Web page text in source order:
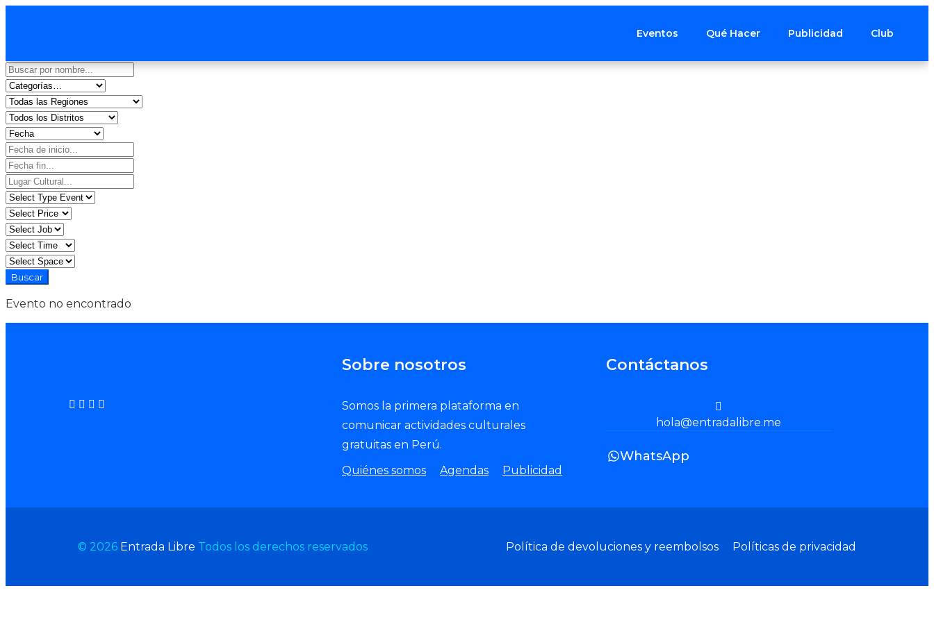
Eventos Qué Hacer Publicidad Club
Evento no encontrado
Sobre nosotros
Somos la primera plataforma en
comunicar actividades culturales
gratuitas en Perú.
Quiénes somos
Agendas Publicidad
Contáctanos
hola@entradalibre.me
WhatsApp
© 2026 Entrada Libre Todos los derechos reservados Política de devoluciones y reembolsos Políticas de privacidad